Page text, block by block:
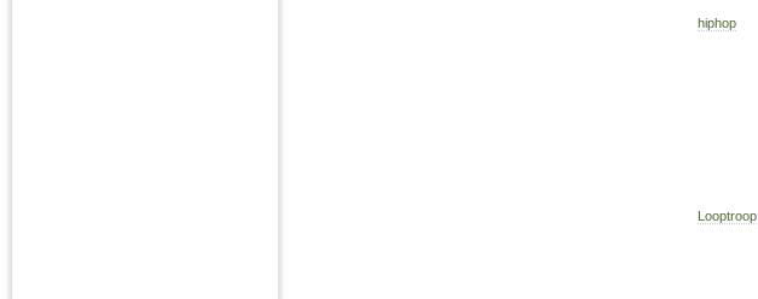
hiphop
Looptroop